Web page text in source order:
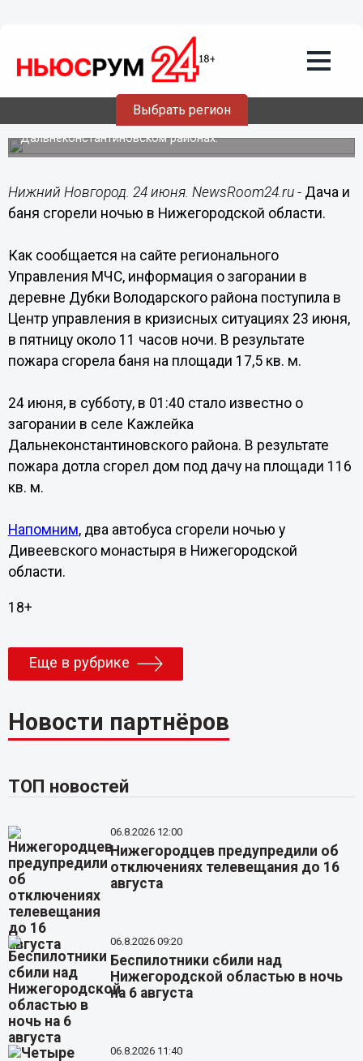
Выбрать регион
24.06.201713:12
Дача и баня сгорели ночью в
Нижегородской области
Пожары произошли в Володарском и
Дальнеконстантиновском районах.
Нижний Новгород. 24 июня. NewsRoom24.ru - Дача и
баня сгорели ночью в Нижегородской области.
Как сообщается на сайте регионального
Управления МЧС, информация о загорании в
деревне Дубки Володарского района поступила в
Центр управления в кризисных ситуациях 23 июня,
в пятницу около 11 часов ночи. В результате
пожара сгорела баня на площади 17,5 кв. м.
24 июня, в субботу, в 01:40 стало известно о
загорании в селе Кажлейка
Дальнеконстантиновского района. В результате
пожара дотла сгорел дом под дачу на площади 116
кв. м.
Напомним, два автобуса сгорели ночью у
Дивеевского монастыря в Нижегородской
области.
18+
Еще в рубрике
Новости партнёров
ТОП новостей
06.8.2026 12:00
Нижегородцев предупредили об
отключениях телевещания до 16
августа
06.8.2026 09:20
Беспилотники сбили над
Нижегородской областью в ночь
на 6 августа
06.8.2026 11:40